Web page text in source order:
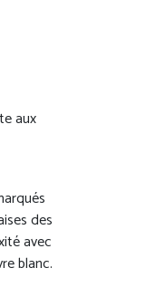
aux
des
avec
blanc.